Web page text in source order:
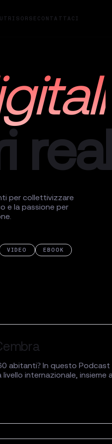
RISORSE CONTATTACI
per collettivizzare
e la passione per
VIDEO
EBOOK
abitanti? In questo
internazionale, insieme